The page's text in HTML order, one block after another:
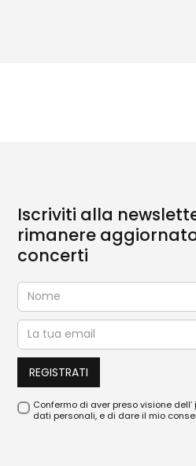
Iscriviti alla
rimanere
concerti
Confermo di aver preso visione dell’
dati personali, e di dare il mio